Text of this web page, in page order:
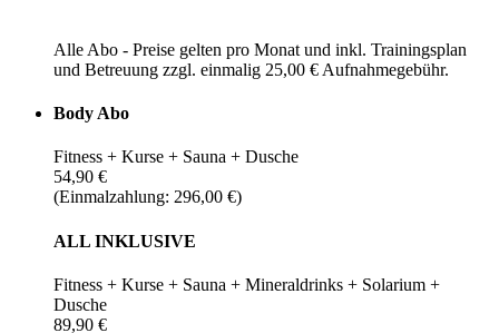
Alle Abo - Preise gelten pro Monat und inkl. Trainingsplan
und Betreuung zzgl. einmalig 25,00 € Aufnahmegebühr.
Body Abo
Fitness + Kurse + Sauna + Dusche
54,90 €
(Einmalzahlung: 296,00 €)
ALL INKLUSIVE
Fitness + Kurse + Sauna + Mineraldrinks + Solarium +
Dusche
89,90 €